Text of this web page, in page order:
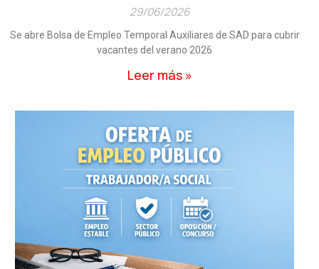
29/06/2026
Se abre Bolsa de Empleo Temporal Auxiliares de SAD para cubrir
vacantes del verano 2026
Leer más »